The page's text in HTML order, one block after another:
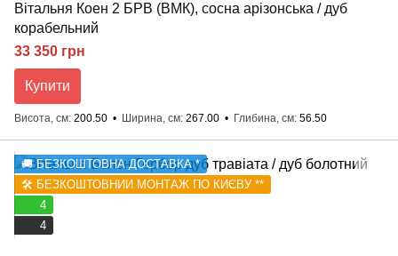
Вітальня Коен 2 БРВ (ВМК), сосна арізонська / дуб
корабельний
33 350 грн
Купити
Висота, см 200.50 Ширина, см 267.00 Глибина, см 56.50
🚚 БЕЗКОШТОВНА ДОСТАВКА *
🛠️ БЕЗКОШТОВНИЙ МОНТАЖ ПО КИЄВУ **
4
4